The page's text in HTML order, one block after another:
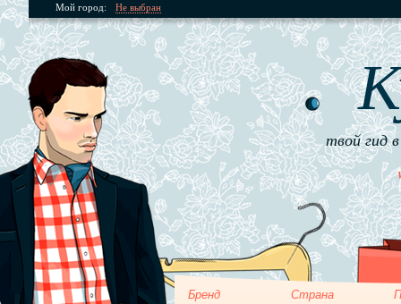
Мой город: Не выбран
твой гид
Бренд Страна